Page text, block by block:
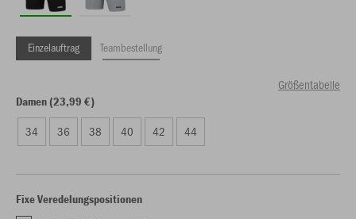
Einzelauftrag Teambestellung
Größentabelle
Damen (23,99 €)
34 36 38 40 42 44
Fixe Veredelungspositionen